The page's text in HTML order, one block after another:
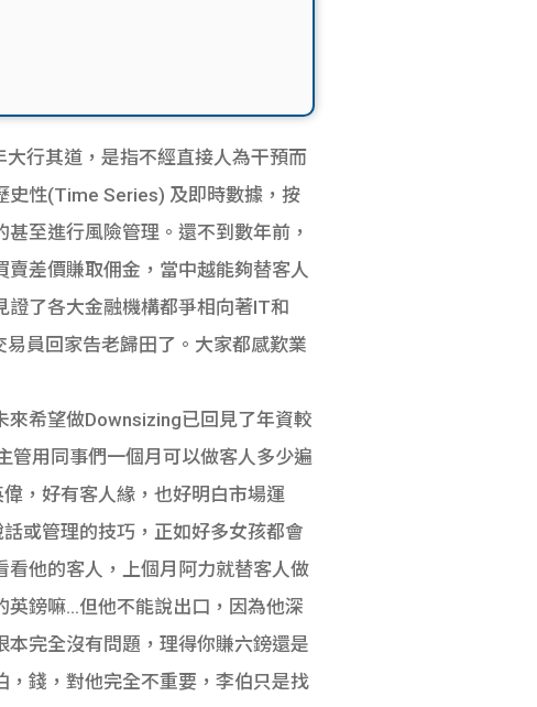
行其道，是指不經直接人為干預而
史性(Time Series) 及即時數據，按
至進行風險管理。還不到數年前，
差價賺取佣金，當中越能夠替客人
了各大金融機構都爭相向著IT和
員回家告老歸田了。大家都感歎業
希望做Downsizing已回見了年資較
管用同事們一個月可以做客人多少遍
，好有客人緣，也好明白市場運
或管理的技巧，正如好多女孩都會
他的客人，上個月阿力就替客人做
英鎊嘛…但他不能說出口，因為他深
完全沒有問題，理得你賺六鎊還是
錢，對他完全不重要，李伯只是找